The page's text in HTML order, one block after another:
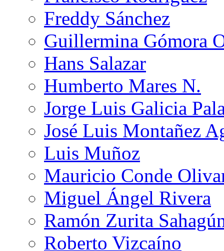
Freddy Sánchez
Guillermina Gómora
Hans Salazar
Humberto Mares N.
Jorge Luis Galicia
José Luis Montañez
Luis Muñoz
Mauricio Conde
Miguel Ángel Rivera
Ramón Zurita
Roberto Vizcaíno